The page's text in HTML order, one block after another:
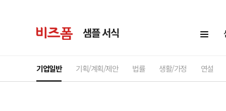
샘플 서식
기업일반 기획/계획/제안 법률 생활/가정 연설